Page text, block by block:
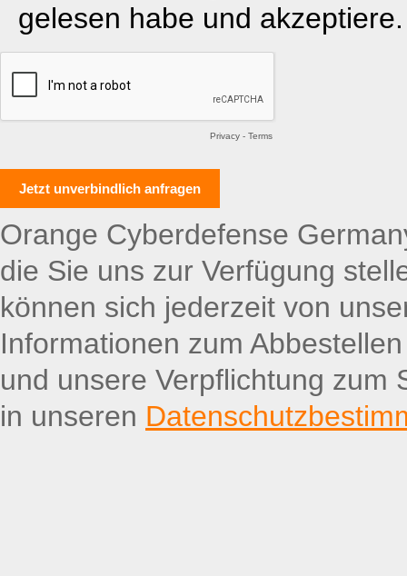
gelesen habe und akzeptiere.
Privacy - Terms
Orange Cyberdefense
die Sie uns zur Verfügung
können sich jederzeit von
Informationen zum
und unsere Verpflichtung zum
in unseren